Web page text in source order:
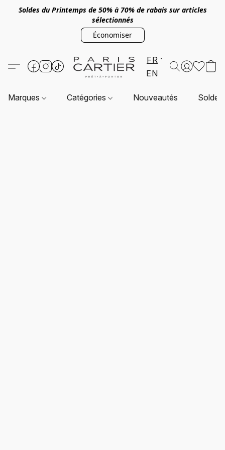
Soldes du Printemps de 50% à 70% de rabais sur articles
sélectionnés
Économiser
FR
EN
Marques Catégories Nouveautés Soldes